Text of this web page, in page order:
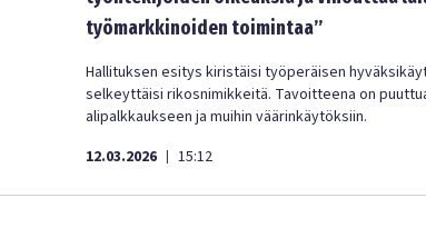
työmarkkinoiden toimintaa”
Hallituksen esitys kiristäisi työperäisen
selkeyttäisi rikosnimikkeitä. Tavoitteena on
alipalkkaukseen ja muihin väärinkäytöksiin.
12.03.2026 | 15:12